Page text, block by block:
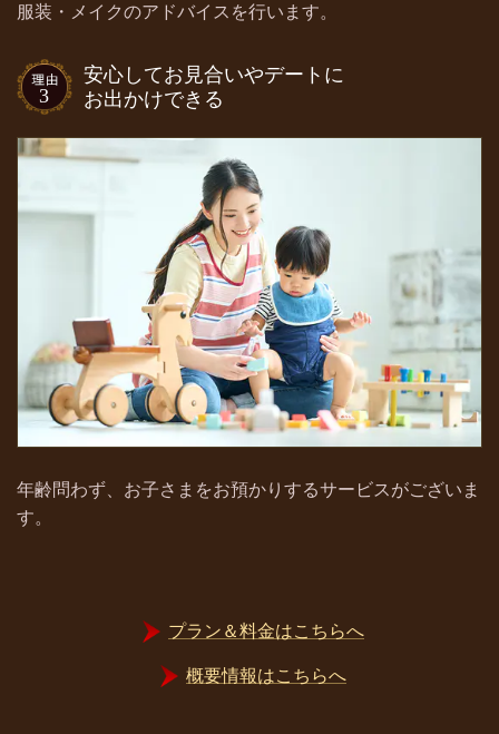
服装・メイクのアドバイスを行います。
安心してお見合いやデートに
お出かけできる
年齢問わず、お子さまをお預かりするサービスがございま
す。
プラン＆料金はこちらへ
概要情報はこちらへ